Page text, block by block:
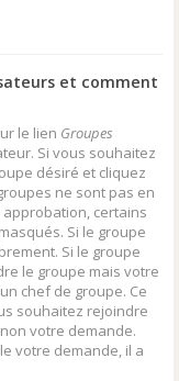
et comment
le lien Groupes
Si vous souhaitez
désiré et cliquez
ne sont pas en
certains
Si le groupe
Si le groupe
le groupe mais votre
chef de groupe. Ce
souhaitez rejoindre
votre demande.
votre demande, il a